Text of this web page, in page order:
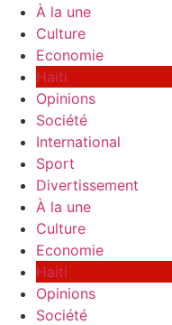
À la une
Culture
Economie
Haiti
Opinions
Société
International
Sport
Divertissement
À la une
Culture
Economie
Haiti
Opinions
Société